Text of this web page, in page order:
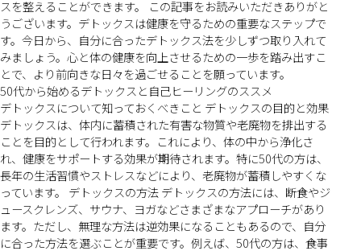
スを整えることができます。 この記事をお読みいただきありがと
うございます。デトックスは健康を守るための重要なステップで
す。今日から、自分に合ったデトックス法を少しずつ取り入れて
みましょう。心と体の健康を向上させるための一歩を踏み出すこ
とで、より前向きな日々を過ごせることを願っています。
50代から始めるデトックスと自己ヒーリングのススメ
デトックスについて知っておくべきこと デトックスの目的と効果
デトックスは、体内に蓄積された有害な物質や老廃物を排出する
ことを目的として行われます。これにより、体の中から浄化さ
れ、健康をサポートする効果が期待されます。特に50代の方は、
長年の生活習慣やストレスなどにより、老廃物が蓄積しやすくな
っています。 デトックスの方法 デトックスの方法には、断食やジ
ュースクレンズ、サウナ、ヨガなどさまざまなアプローチがあり
ます。ただし、無理な方法は逆効果になることもあるので、自分
に合った方法を選ぶことが重要です。例えば、50代の方は、食事